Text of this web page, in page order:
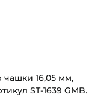
чашки 16,05 мм,
ST-1639 GMB.